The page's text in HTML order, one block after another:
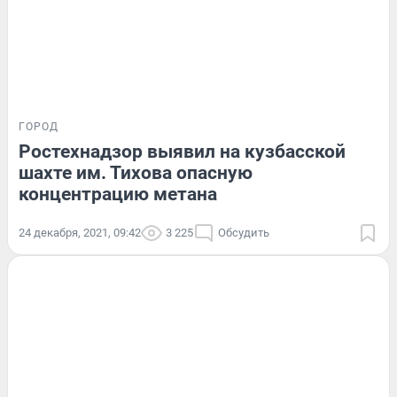
ГОРОД
Ростехнадзор выявил на кузбасской
шахте им. Тихова опасную
концентрацию метана
24 декабря, 2021, 09:42 3 225 Обсудить